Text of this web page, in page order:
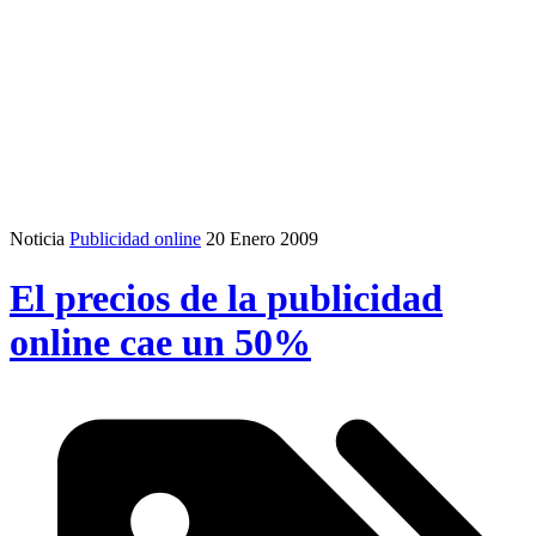
Noticia Publicidad online 20 Enero 2009
El precios de la publicidad
online cae un 50%